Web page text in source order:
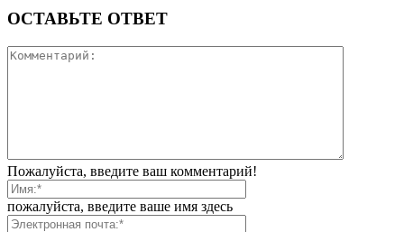
ОСТАВЬТЕ ОТВЕТ
Пожалуйста, введите ваш комментарий!
пожалуйста, введите ваше имя здесь